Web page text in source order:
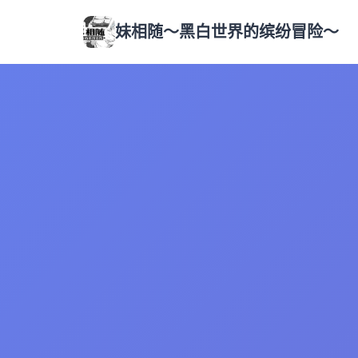
妹相随～黑白世界的缤纷冒险～